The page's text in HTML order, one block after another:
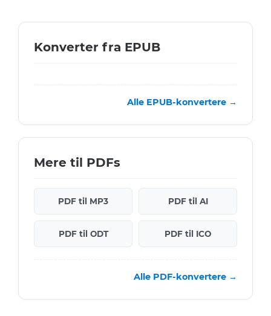
Konverter fra EPUB
Alle EPUB-konvertere →
Mere til PDFs
PDF til MP3 PDF til AI
PDF til ODT PDF til ICO
Alle PDF-konvertere →